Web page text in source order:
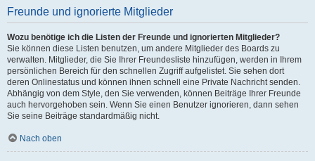
Freunde und ignorierte Mitglieder
Wozu benötige ich die Listen der Freunde und ignorierten Mitglieder?
Sie können diese Listen benutzen, um andere Mitglieder des Boards zu
verwalten. Mitglieder, die Sie Ihrer Freundesliste hinzufügen, werden in Ihrem
persönlichen Bereich für den schnellen Zugriff aufgelistet. Sie sehen dort
deren Onlinestatus und können ihnen schnell eine Private Nachricht senden.
Abhängig von dem Style, den Sie verwenden, können Beiträge Ihrer Freunde
auch hervorgehoben sein. Wenn Sie einen Benutzer ignorieren, dann sehen
Sie seine Beiträge standardmäßig nicht.
Nach oben